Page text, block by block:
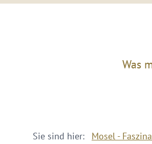
Was
Sie sind hier: Mosel -